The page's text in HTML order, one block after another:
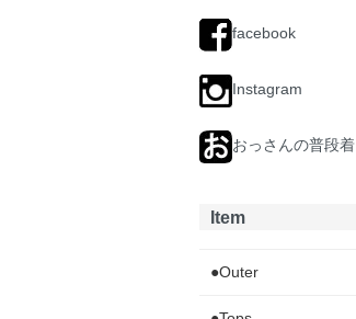
facebook
Instagram
おっさんの普段着
Item
●Outer